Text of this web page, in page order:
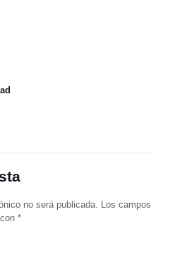
no será publicada. Los campos
*